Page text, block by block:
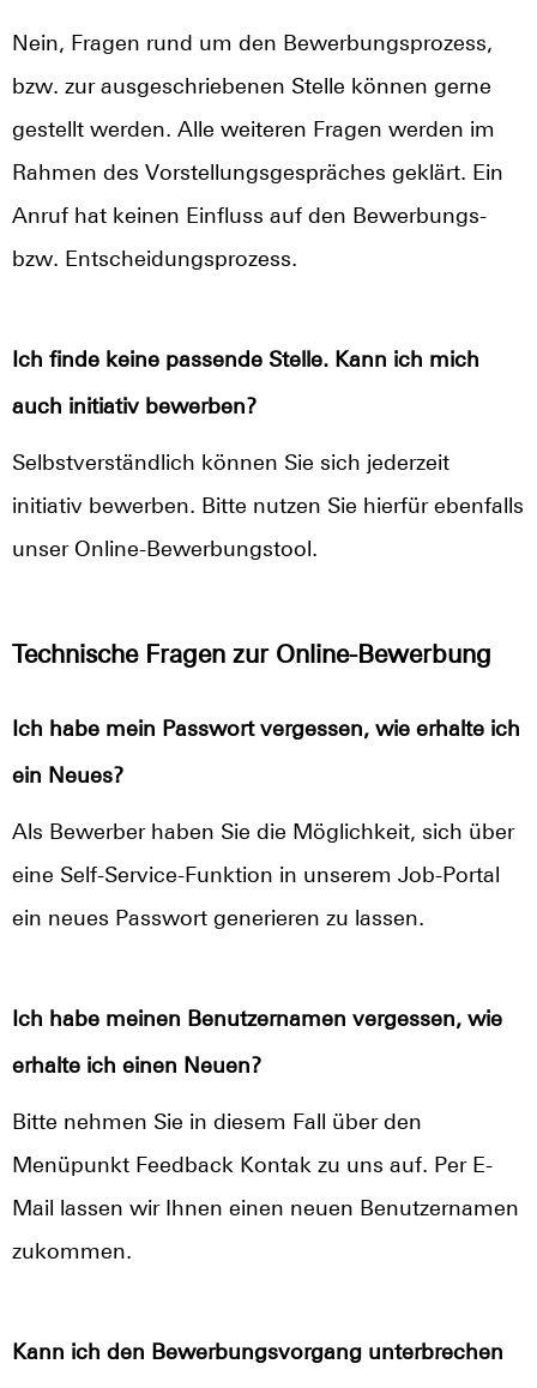
Nein, Fragen rund um den Bewerbungsprozess,
bzw. zur ausgeschriebenen Stelle können gerne
gestellt werden. Alle weiteren Fragen werden im
Rahmen des Vorstellungsgespräches geklärt. Ein
Anruf hat keinen Einfluss auf den Bewerbungs-
bzw. Entscheidungsprozess.
Ich finde keine passende Stelle. Kann ich mich
auch initiativ bewerben?
Selbstverständlich können Sie sich jederzeit
initiativ bewerben. Bitte nutzen Sie hierfür ebenfalls
unser Online-Bewerbungstool.
Technische Fragen zur Online-Bewerbung
Ich habe mein Passwort vergessen, wie erhalte ich
ein Neues?
Als Bewerber haben Sie die Möglichkeit, sich über
eine Self-Service-Funktion in unserem Job-Portal
ein neues Passwort generieren zu lassen.
Ich habe meinen Benutzernamen vergessen, wie
erhalte ich einen Neuen?
Bitte nehmen Sie in diesem Fall über den
Menüpunkt Feedback Kontak zu uns auf. Per E-
Mail lassen wir Ihnen einen neuen Benutzernamen
zukommen.
Kann ich den Bewerbungsvorgang unterbrechen